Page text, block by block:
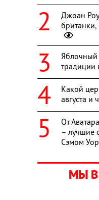
Джоан
британки,
Яблочный
традиции
Какой
августа и
От
– лучшие
Сэмом
МЫ В